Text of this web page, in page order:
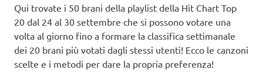
Qui trovate i 50 brani della playlist della Hit Chart Top
20 dal 24 al 30 settembre che si possono votare una
volta al giorno fino a formare la classifica settimanale
dei 20 brani più votati dagli stessi utenti! Ecco le canzoni
scelte e i metodi per dare la propria preferenza!